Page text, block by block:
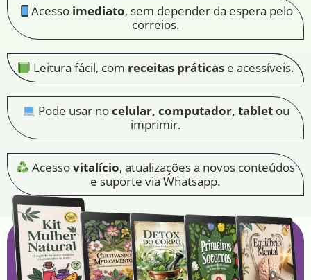
Acesso imediato, sem depender da espera pelo
correios.
Leitura fácil, com receitas práticase acessíveis.
Pode usar nocelular, computador, tabletou
imprimir.
Acessovitalício, atualizações a novos conteúdos
e suporte via Whatsapp.